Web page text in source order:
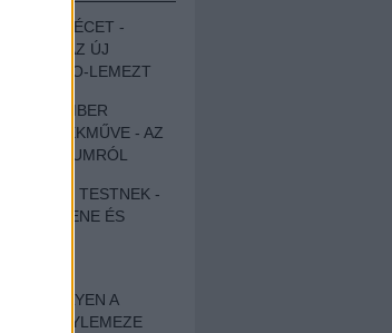
A LÉCET -
AZ ÚJ
THE HERO-LEMEZT
VÉNEMBER
REMEKMŰVE - AZ
ALBUMRÓL
ÉS TESTNEK -
NÉPZENE ÉS
- ILYEN A
ÚJ NAGYLEMEZE